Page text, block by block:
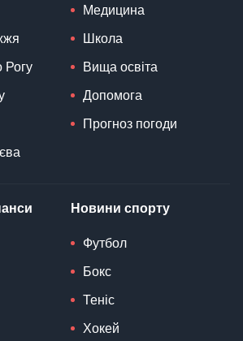
Рогу
Медицина
Школа
Вища освіта
Допомога
Прогноз погоди
Новини спорту
Футбол
Бокс
Теніс
Хокей